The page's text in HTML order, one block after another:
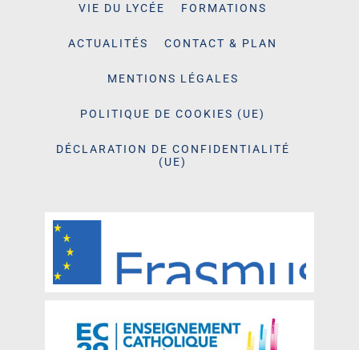
VIE DU LYCÉE FORMATIONS
ACTUALITÉS CONTACT & PLAN
MENTIONS LÉGALES
POLITIQUE DE COOKIES (UE)
DÉCLARATION DE CONFIDENTIALITÉ
(UE)